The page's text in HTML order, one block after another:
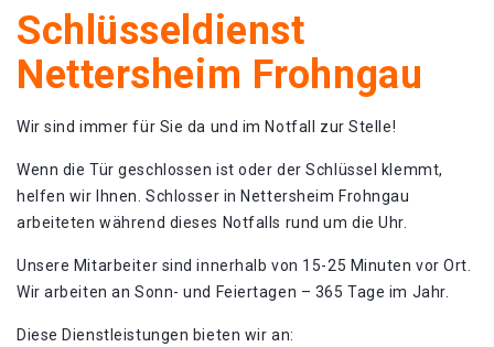
Schlüsseldienst
Nettersheim Frohngau
Wir sind immer für Sie da und im Notfall zur Stelle!
Wenn die Tür geschlossen ist oder der Schlüssel klemmt,
helfen wir Ihnen. Schlosser in Nettersheim Frohngau
arbeiteten während dieses Notfalls rund um die Uhr.
Unsere Mitarbeiter sind innerhalb von 15-25 Minuten vor Ort.
Wir arbeiten an Sonn- und Feiertagen – 365 Tage im Jahr.
Diese Dienstleistungen bieten wir an: